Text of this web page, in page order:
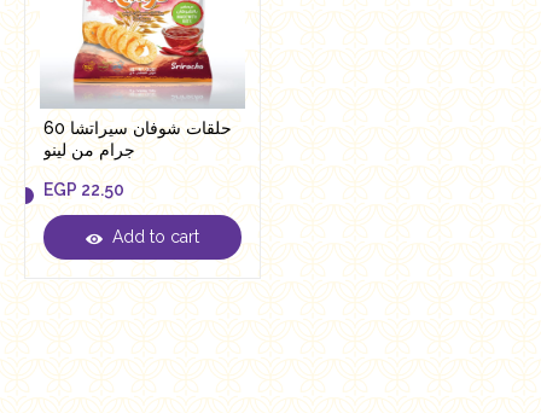
حلقات شوفان سيراتشا 60
جرام من لينو
EGP 22.50
EGP 22.50
Add to cart